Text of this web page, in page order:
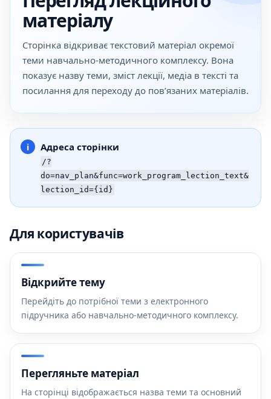
матеріалу
Сторінка відкриває текстовий матеріал окремої
теми навчально-методичного комплексу. Вона
показує назву теми, зміст лекції, медіа в тексті та
посилання для переходу до пов’язаних матеріалів.
Адреса сторінки
/?
do=nav_plan&func=work_program_lection_text&
lection_id={id}
Для користувачів
Відкрийте тему
Перейдіть до потрібної теми з електронного
підручника або навчально-методичного комплексу.
Перегляньте матеріал
На сторінці відображається назва теми та основний